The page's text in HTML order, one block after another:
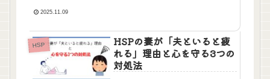
2025.11.09
HSP
HSPの妻が「夫といると疲
れる」理由と心を守る3つの
対処法